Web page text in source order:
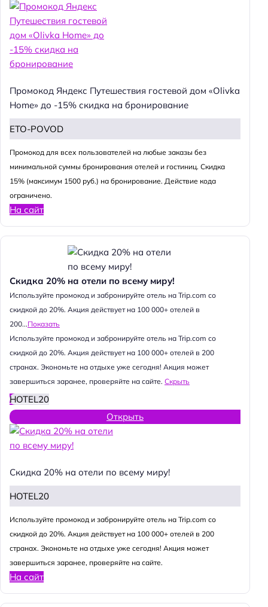
Промокод Яндекс Путешествия гостевой дом «Olivka
Home» до -15% скидка на бронирование
ETO-POVOD
Промокод для всех пользователей на любые заказы без
минимальной суммы бронирования отелей и гостиниц. Скидка
15% (максимум 1500 руб.) на бронирование. Действие кода
ограничено.
На сайт
Скидка 20% на отели по всему миру!
Используйте промокод и забронируйте отель на Trip.com со
скидкой до 20%. Акция действует на 100 000+ отелей в
200...Показать
Используйте промокод и забронируйте отель на Trip.com со
скидкой до 20%. Акция действует на 100 000+ отелей в 200
странах. Экономьте на отдыхе уже сегодня! Акция может
завершиться заранее, проверяйте на сайте. Скрыть
HOTEL20
Открыть
Скидка 20% на отели по всему миру!
HOTEL20
Используйте промокод и забронируйте отель на Trip.com со
скидкой до 20%. Акция действует на 100 000+ отелей в 200
странах. Экономьте на отдыхе уже сегодня! Акция может
завершиться заранее, проверяйте на сайте.
На сайт